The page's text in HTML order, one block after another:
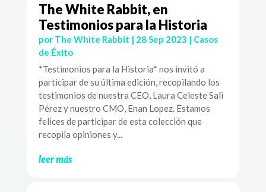
The White Rabbit, en
Testimonios para la Historia
por The White Rabbit | 28 Sep 2023 | Casos
de Éxito
*Testimonios para la Historia* nos invitó a
participar de su última edición, recopilando los
testimonios de nuestra CEO, Laura Celeste Sali
Pérez y nuestro CMO, Enan Lopez. Estamos
felices de participar de esta colección que
recopila opiniones y...
leer más